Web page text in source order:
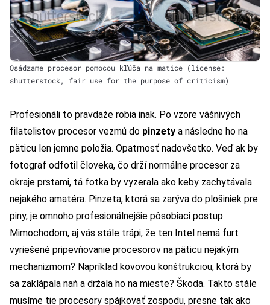
Osádzame procesor pomocou kľúča na matice (license:
shutterstock, fair use for the purpose of criticism)
Profesionáli to pravdaže robia inak. Po vzore vášnivých
filatelistov procesor vezmú do pinzety a následne ho na
päticu len jemne položia. Opatrnosť nadovšetko. Veď ak by
fotograf odfotil človeka, čo drží normálne procesor za
okraje prstami, tá fotka by vyzerala ako keby zachytávala
nejakého amatéra. Pinzeta, ktorá sa zarýva do plošiniek pre
piny, je omnoho profesionálnejšie pôsobiaci postup.
Mimochodom, aj vás stále trápi, že ten Intel nemá furt
vyriešené pripevňovanie procesorov na päticu nejakým
mechanizmom? Napríklad kovovou konštrukciou, ktorá by
sa zaklápala naň a držala ho na mieste? Škoda. Takto stále
musíme tie procesory spájkovať zospodu, presne tak ako